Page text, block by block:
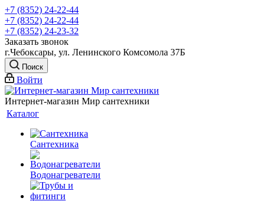
+7 (8352) 24-22-44
+7 (8352) 24-22-44
+7 (8352) 24-23-32
Заказать звонок
г.Чебоксары, ул. Ленинского Комсомола 37Б
Поиск
Войти
Интернет-магазин Мир сантехники
Каталог
Сантехника
Водонагреватели